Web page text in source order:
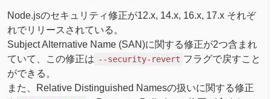
Node.jsのセキュリティ修正が12.x, 14.x, 16.x, 17.x それぞ
れでリリースされている。
Subject Alternative Name (SAN)に関する修正が2つ含まれ
ていて、この修正は --security-revert フラグで戻すこと
ができる。
また、Relative Distinguished Namesの扱いに関する修正